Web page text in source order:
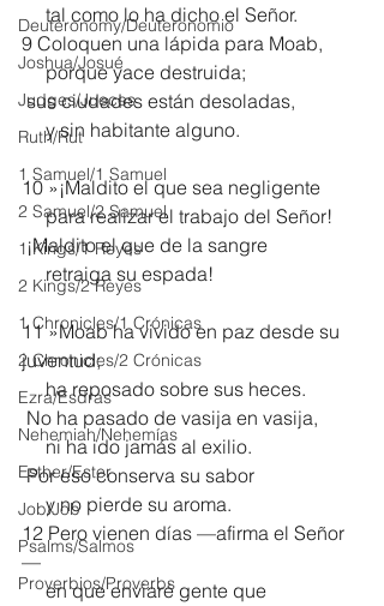
Deuteronomy/Deuteronomio
Joshua/Josué
Judges/Jueces
Ruth/Rut
1 Samuel/1 Samuel
2 Samuel/2 Samuel
1 Kings/1 Reyes
2 Kings/2 Reyes
1 Chronicles/1 Crónicas
2 Chronicles/2 Crónicas
Ezra/Esdras
Nehemiah/Nehemías
Esther/Ester
Job/Job
Psalms/Salmos
Proverbios/Proverbs
     tal como lo ha dicho el Señor.
9 Coloquen una lápida para Moab,
     porque yace destruida;
sus ciudades están desoladas,
     y sin habitante alguno.
10 »¡Maldito el que sea negligente
     para realizar el trabajo del Señor!
¡Maldito el que de la sangre
     retraiga su espada!
11 »Moab ha vivido en paz desde su
juventud;
     ha reposado sobre sus heces.
No ha pasado de vasija en vasija,
     ni ha ido jamás al exilio.
Por eso conserva su sabor
     y no pierde su aroma.
12 Pero vienen días —afirma el Señor
—
     en que enviaré gente que